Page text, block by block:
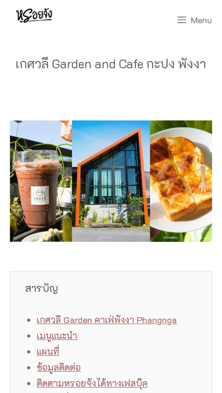
Skip
Menu
เกศวลี Garden and Cafe กะปง พังงา
สารบัญ
เกศวลี Garden คาเฟ่พังงา Phangnga
เมนูแนะนำ
แผนที่
ข้อมูลติดต่อ
ติดตามหรอยจังได้ทางเฟสบุ๊ค